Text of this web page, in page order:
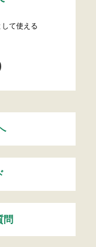
て使える
問